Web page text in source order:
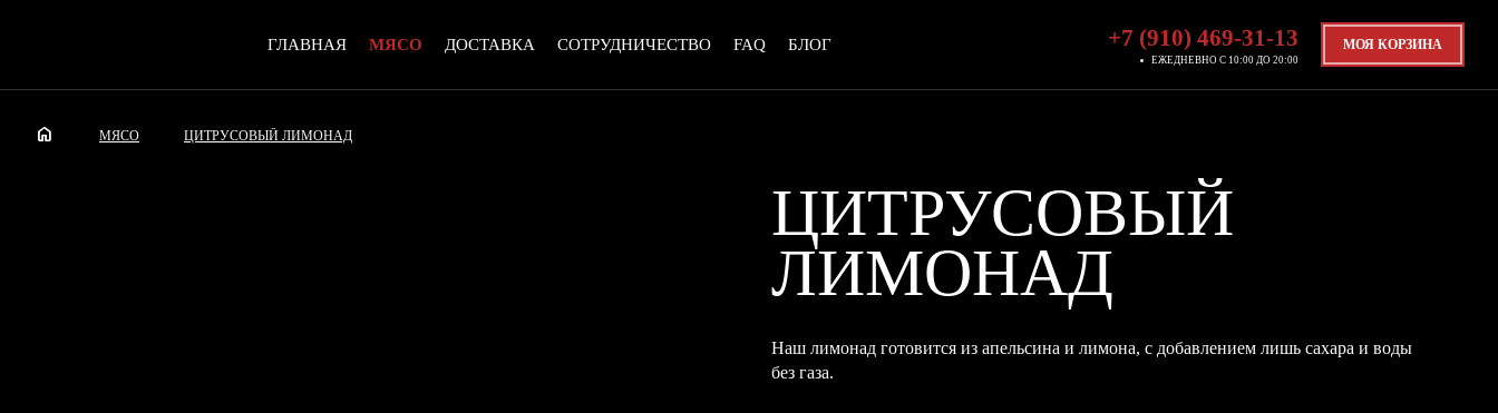
ГЛАВНАЯ МЯСО ДОСТАВКА СОТРУДНИЧЕСТВО FAQ БЛОГ +7 (910) 469-31-13
ЕЖЕДНЕВНО С 10:00 ДО 20:00
МОЯ КОРЗИНА
home МЯСО ЦИТРУСОВЫЙ ЛИМОНАД
ЦИТРУСОВЫЙ
ЛИМОНАД
Наш лимонад готовится из апельсина и лимона, с добавлением лишь сахара и воды
без газа.